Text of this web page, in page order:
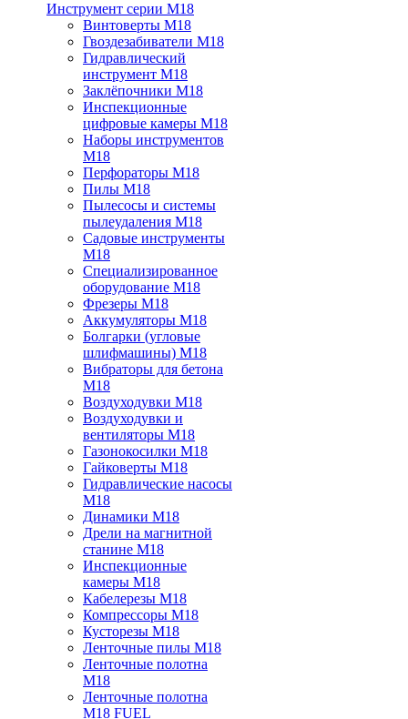
Инструмент серии M18
Винтоверты M18
Гвоздезабиватели M18
Гидравлический
инструмент M18
Заклёпочники M18
Инспекционные
цифровые камеры M18
Наборы инструментов
M18
Перфораторы M18
Пилы M18
Пылесосы и системы
пылеудаления M18
Садовые инструменты
M18
Специализированное
оборудование M18
Фрезеры M18
Аккумуляторы M18
Болгарки (угловые
шлифмашины) M18
Вибраторы для бетона
M18
Воздуходувки M18
Воздуходувки и
вентиляторы M18
Газонокосилки M18
Гайковерты M18
Гидравлические насосы
M18
Динамики M18
Дрели на магнитной
станине M18
Инспекционные
камеры M18
Кабелерезы M18
Компрессоры M18
Кусторезы M18
Ленточные пилы M18
Ленточные полотна
M18
Ленточные полотна
M18 FUEL